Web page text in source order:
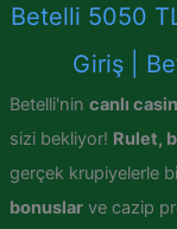
Betelli 5050
Giriş |
Betelli'nin canlı
sizi bekliyor! Rulet,
gerçek krupiyelerle
bonuslarve cazip